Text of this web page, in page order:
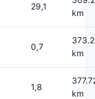
29,1
km
0,7
km
1,8
km